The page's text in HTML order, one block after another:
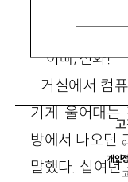
“아빠, 전화!”
거실에서 컴
기게 울어대는
방에서 나오던
말했다. 십여개인